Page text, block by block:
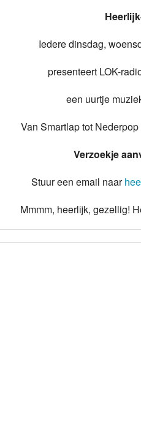
Iedere dinsdag,
presenteert LOK-
een uurtje
Van Smartlap tot
Verzoekje
Stuur een email naar
Mmmm, heerlijk, gezellig!